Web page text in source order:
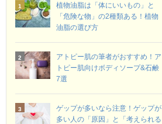
植物油脂は「体にいいもの」と
「危険な物」の2種類ある！植物
油脂の選び方
アトピー肌の筆者がおすすめ！ア
トピー肌向けボディソープ&石鹸
7選
ゲップが多いなら注意！ゲップが
多い人の「原因」と「考えられる